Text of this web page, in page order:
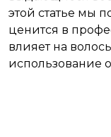
этой статье мы
ценится в
влияет на
использование